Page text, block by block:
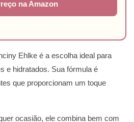
na Amazon
Ehlke é a escolha ideal para
e hidratados. Sua fórmula é
que proporcionam um toque
ocasião, ele combina bem com